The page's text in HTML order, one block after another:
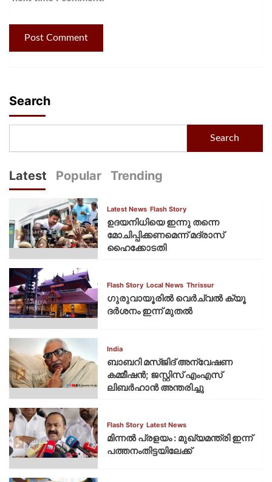
Search
Search
Latest Popular Trending
Latest News Flash Story
ഉദയനിധിയെ ഇന്നു തന്നെ
മോചിപ്പിക്കണമെന്ന് മദ്രാസ്
ഹൈക്കോടതി
Flash Story Local News Thrissur
ഗുരുവായൂരില്‍ വെര്‍ച്വല്‍ ക്യൂ
ദര്‍ശനം ഇന്ന് മുതല്‍
India
ബാബറി മസ്ജിദ് അന്വേഷണ
കമ്മീഷന്‍; ജസ്റ്റിസ് എംഎസ്
ലിബര്‍ഹാന്‍ അന്തരിച്ചു
Flash Story Latest News
മിന്നല്‍ പ്രളയം : മുഖ്യമന്ത്രി ഇന്ന്
പത്തനംതിട്ടയിലേക്ക്